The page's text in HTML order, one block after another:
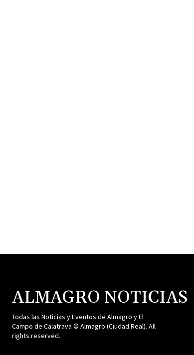
ALMAGRO NOTICIAS
Todas las Noticias y Eventos de Almagro y El
Campo de Calatrava © Almagro (Ciudad Real). All
rights reserved.